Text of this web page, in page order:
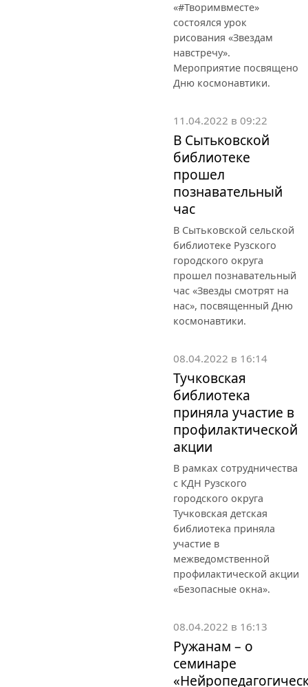
«#Творимвместе»
состоялся урок
рисования «Звездам
навстречу».
Мероприятие посвящено
Дню космонавтики.
11.04.2022 в 09:22
В Сытьковской
библиотеке
прошел
познавательный
час
В Сытьковской сельской
библиотеке Рузского
городского округа
прошел познавательный
час «Звезды смотрят на
нас», посвященный Дню
космонавтики.
08.04.2022 в 16:14
Тучковская
библиотека
приняла участие в
профилактической
акции
В рамках сотрудничества
с КДН Рузского
городского округа
Тучковская детская
библиотека приняла
участие в
межведомственной
профилактической акции
«Безопасные окна».
08.04.2022 в 16:13
Ружанам – о
семинаре